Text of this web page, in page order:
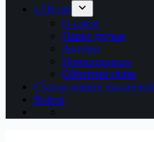
LTB.net
О сайте
Наши друзья
Авторы
Пожертвовать
Обратная связь
Статьи наших читателей
Войти